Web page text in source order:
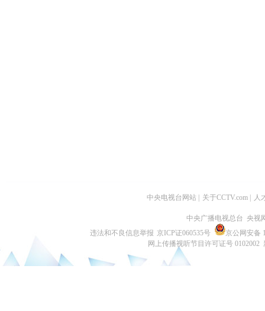
中央电视台网站 关于CCTV.com 人
中央广播电视总台 央视
违法和不良信息举报 京ICP证060535号
京公网安备
网上传播视听节目许可证号 0102002